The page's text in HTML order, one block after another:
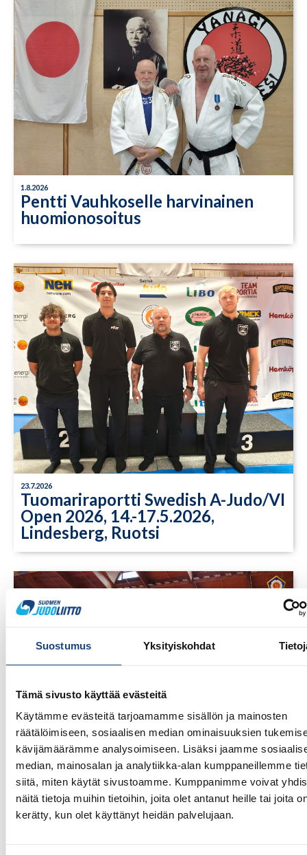
Suostumus Yksityiskohdat
Tämä sivusto käyttää evästeitä
Käytämme evästeitä tarjoamamme sisällön ja mainosten
räätälöimiseen, sosiaalisen median ominaisuuksien
kävijämäärämme analysoimiseen. Lisäksi jaamme
median, mainosalan ja analytiikka-alan kumppaneillemme
siitä, miten käytät sivustoamme. Kumppanimme voivat
näitä tietoja muihin tietoihin, joita olet antanut heille tai joita
kerätty, kun olet käyttänyt heidän palvelujaan.
1.8.2026
Pentti Vauhkoselle harvinainen
huomionosoitus
23.7.2026
Tuomariraportti Swedish A-Judo/VI
Open 2026, 14.-17.5.2026,
Lindesberg, Ruotsi
13.7.2026
Yksittäisiä otteluvoittoja Paksin
alle 21-vuotiaiden European
Cupista